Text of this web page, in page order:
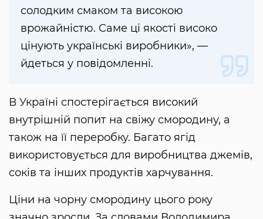
солодким смаком та високою
врожайністю. Саме ці якості високо
цінують українські виробники», —
йдеться у повідомленні.
В Україні спостерігається високий
внутрішній попит на свіжу смородину, а
також на її переробку. Багато ягід
використовується для виробництва джемів,
соків та інших продуктів харчування.
Ціни на чорну смородину цього року